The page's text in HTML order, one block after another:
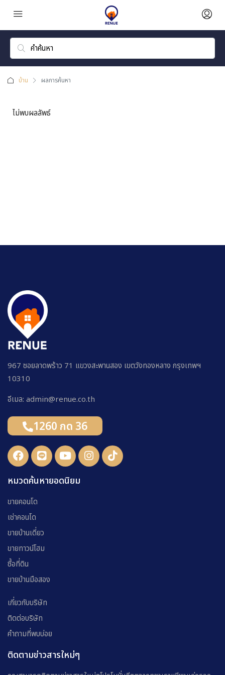
บ้าน ผลการค้นหา
ไม่พบผลลัพธ์
967 ซอยลาดพร้าว 71 แขวงสะพานสอง เขตวังทองหลาง กรุงเทพฯ
10310
อีเมล: admin@renue.co.th
1260 กด 36
หมวดค้นหายอดนิยม
ขายคอนโด
เช่าคอนโด
ขายบ้านเดี่ยว
ขายทาวน์โฮม
ซื้อที่ดิน
ขายบ้านมือสอง
เกี่ยวกับบริษัท
ติดต่อบริษัท
คำถามที่พบบ่อย
ติดตามข่าวสารใหม่ๆ